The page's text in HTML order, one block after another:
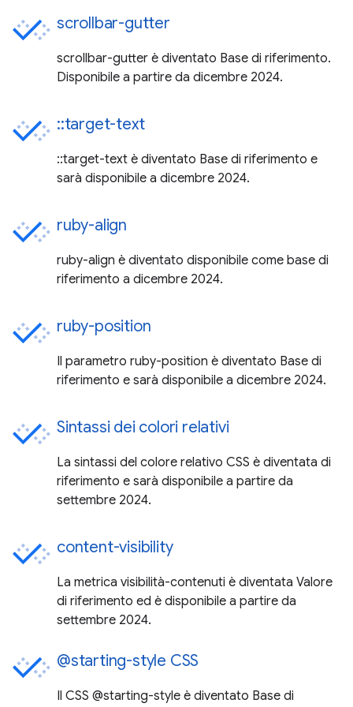
scrollbar-gutter
scrollbar-gutter è diventato Base di riferimento.
Disponibile a partire da dicembre 2024.
::target-text
::target-text è diventato Base di riferimento e
sarà disponibile a dicembre 2024.
ruby-align
ruby-align è diventato disponibile come base di
riferimento a dicembre 2024.
ruby-position
Il parametro ruby-position è diventato Base di
riferimento e sarà disponibile a dicembre 2024.
Sintassi dei colori relativi
La sintassi del colore relativo CSS è diventata di
riferimento e sarà disponibile a partire da
settembre 2024.
content-visibility
La metrica visibilità-contenuti è diventata Valore
di riferimento ed è disponibile a partire da
settembre 2024.
@starting-style CSS
Il CSS @starting-style è diventato Base di